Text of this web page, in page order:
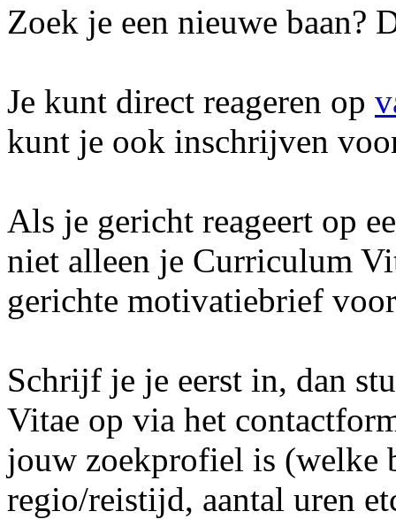
Zoek je een nieuwe baan?
Je kunt direct reageren op
kunt je ook inschrijven
Als je gericht reageert op
niet alleen je Curriculum
gerichte motivatiebrief
Schrijf je je eerst in, dan
Vitae op via het
jouw zoekprofiel is (welke
regio/reistijd, aantal uren